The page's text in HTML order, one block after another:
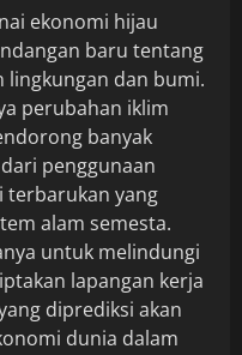
ekonomi hijau
baru tentang
lingkungan dan bumi.
perubahan iklim
banyak
penggunaan
terbarukan yang
alam semesta.
untuk melindungi
lapangan kerja
diprediksi akan
dunia dalam